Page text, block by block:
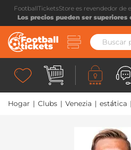
FootballTicketsStore es revendedor de
Los precios pueden ser superiores
Hogar | Clubs | Venezia | estática |